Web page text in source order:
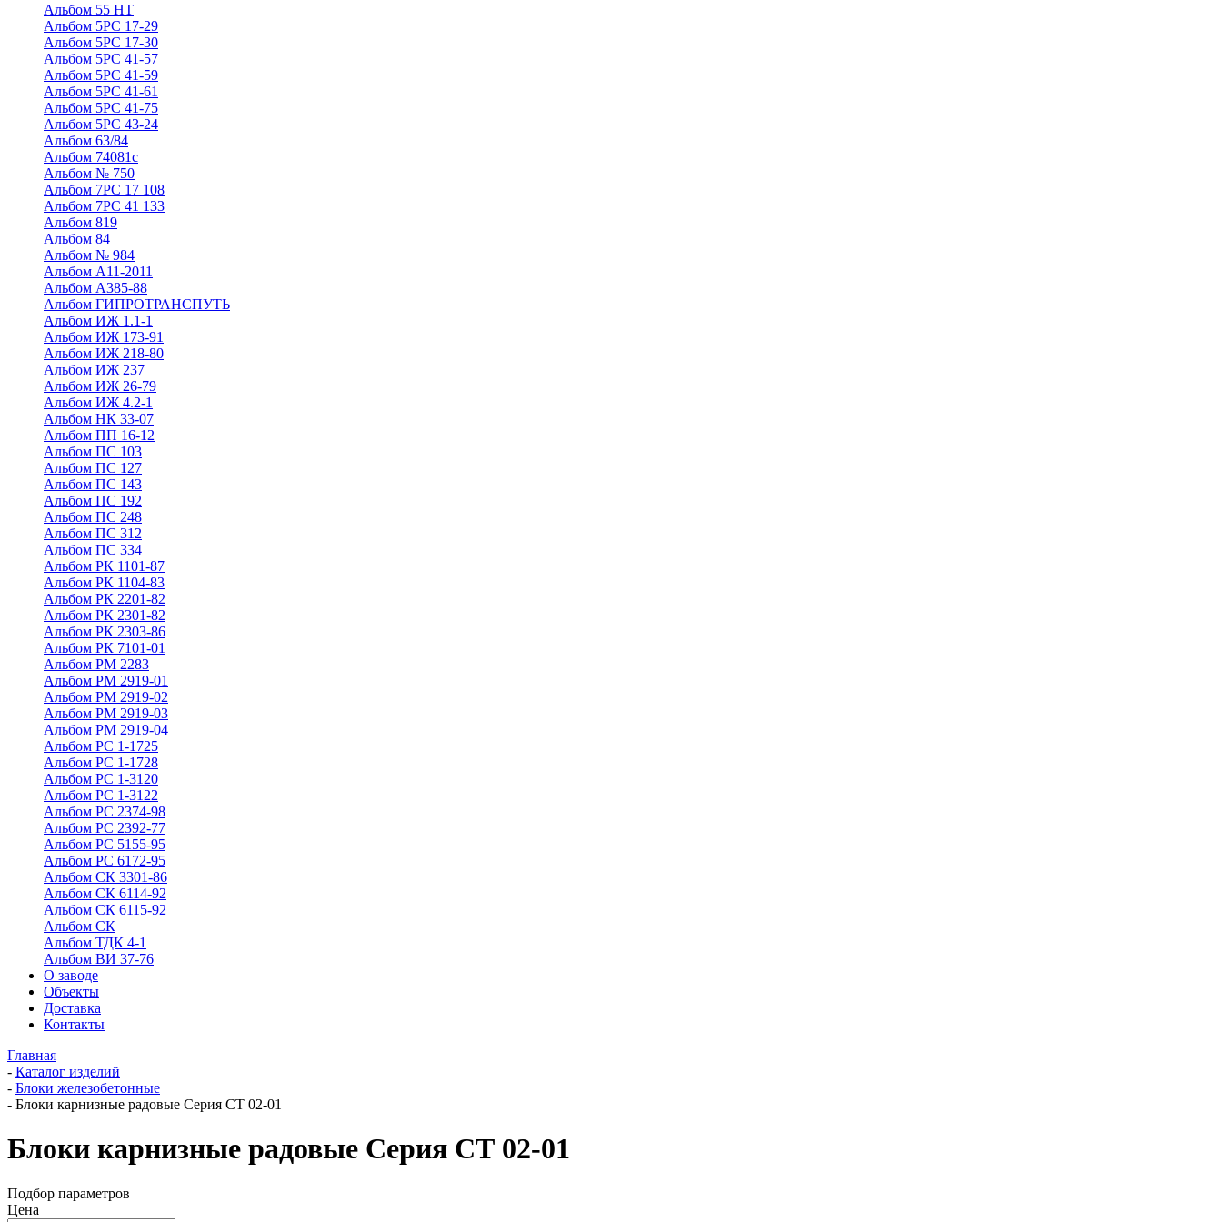
Альбом 55 НТ
Альбом 5РС 17-29
Альбом 5РС 17-30
Альбом 5РС 41-57
Альбом 5РС 41-59
Альбом 5РС 41-61
Альбом 5РС 41-75
Альбом 5РС 43-24
Альбом 63/84
Альбом 74081с
Альбом № 750
Альбом 7РС 17 108
Альбом 7РС 41 133
Альбом 819
Альбом 84
Альбом № 984
Альбом А11-2011
Альбом А385-88
Альбом ГИПРОТРАНСПУТЬ
Альбом ИЖ 1.1-1
Альбом ИЖ 173-91
Альбом ИЖ 218-80
Альбом ИЖ 237
Альбом ИЖ 26-79
Альбом ИЖ 4.2-1
Альбом НК 33-07
Альбом ПП 16-12
Альбом ПС 103
Альбом ПС 127
Альбом ПС 143
Альбом ПС 192
Альбом ПС 248
Альбом ПС 312
Альбом ПС 334
Альбом РК 1101-87
Альбом РК 1104-83
Альбом РК 2201-82
Альбом РК 2301-82
Альбом РК 2303-86
Альбом РК 7101-01
Альбом РМ 2283
Альбом РМ 2919-01
Альбом РМ 2919-02
Альбом РМ 2919-03
Альбом РМ 2919-04
Альбом РС 1-1725
Альбом РС 1-1728
Альбом РС 1-3120
Альбом РС 1-3122
Альбом РС 2374-98
Альбом РС 2392-77
Альбом РС 5155-95
Альбом РС 6172-95
Альбом СК 3301-86
Альбом СК 6114-92
Альбом СК 6115-92
Альбом СК
Альбом ТДК 4-1
Альбом ВИ 37-76
О заводе
Объекты
Доставка
Контакты
Главная
- Каталог изделий
- Блоки железобетонные
- Блоки карнизные радовые Серия СТ 02-01
Блоки карнизные радовые Серия СТ 02-01
Подбор параметров
Цена